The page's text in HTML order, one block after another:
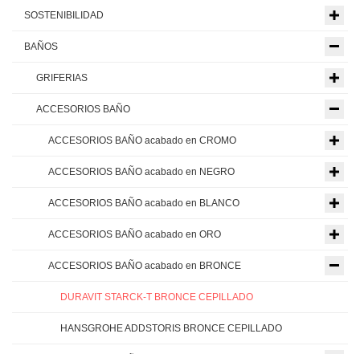
SOSTENIBILIDAD
BAÑOS
GRIFERIAS
ACCESORIOS BAÑO
ACCESORIOS BAÑO acabado en CROMO
ACCESORIOS BAÑO acabado en NEGRO
ACCESORIOS BAÑO acabado en BLANCO
ACCESORIOS BAÑO acabado en ORO
ACCESORIOS BAÑO acabado en BRONCE
DURAVIT STARCK-T BRONCE CEPILLADO
HANSGROHE ADDSTORIS BRONCE CEPILLADO